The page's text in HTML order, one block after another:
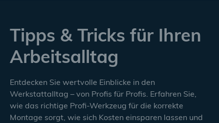
Tipps & Tricks für Ihren
Arbeitsalltag
Entdecken Sie wertvolle Einblicke in den
Werkstattalltag – von Profis für Profis. Erfahren Sie,
wie das richtige Profi-Werkzeug für die korrekte
Montage sorgt, wie sich Kosten einsparen lassen und